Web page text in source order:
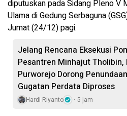
diputuskan pada Sidang Pleno V
Ulama di Gedung Serbaguna
Jumat (24/12) pagi.
Jelang Rencana Eksekusi
Pesantren Minhajut Tholibin,
Purworejo Dorong
Gugatan Perdata Diproses
Hardi Riyanto 5 jam